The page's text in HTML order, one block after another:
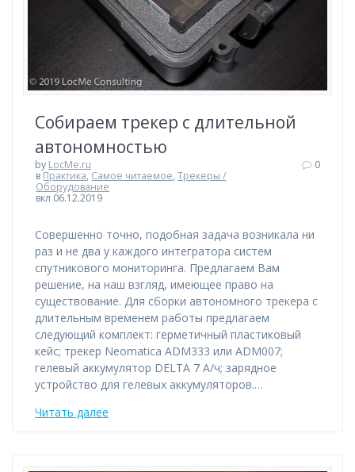
Собираем трекер с длительной
автономностью
by LocMe.ru
в Практика, Самое читаемое,Трекеры /
Оборудование
вкл 06.12.2019
0
Совершенно точно, подобная задача возникала ни
раз и не два у каждого интегратора систем
спутникового мониторинга. Предлагаем Вам
решение, на наш взгляд, имеющее право на
существование. Для сборки автономного трекера с
длительным временем работы предлагаем
следующий комплект: герметичный пластиковый
кейс; трекер Neomatica ADM333 или ADM007;
гелевый аккумулятор DELTA 7 А/ч; зарядное
устройство для гелевых аккумуляторов.…
Читать далее